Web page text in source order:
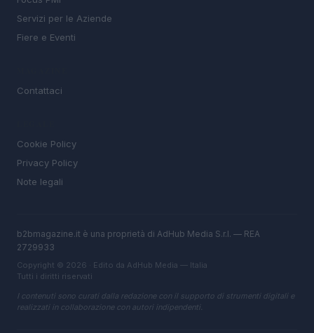
Servizi per le Aziende
Fiere e Eventi
Contattaci
Cookie Policy
Privacy Policy
Note legali
b2bmagazine.it è una proprietà di AdHub Media S.r.l. — REA
2729933
Copyright © 2026 · Edito da AdHub Media — Italia
Tutti i diritti riservati
I contenuti sono curati dalla redazione con il supporto di strumenti digitali e
realizzati in collaborazione con autori indipendenti.